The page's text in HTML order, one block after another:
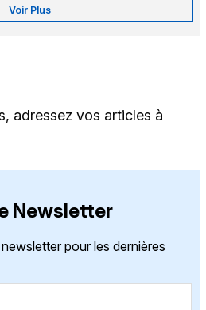
Voir Plus
adressez vos articles à
Newsletter
pour les dernières